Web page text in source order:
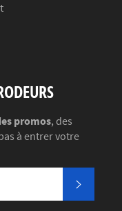
promos, des
à entrer votre